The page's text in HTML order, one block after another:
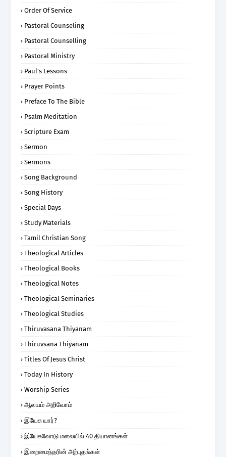
Order Of Service
Pastoral Counseling
Pastoral Counselling
Pastoral Ministry
Paul's Lessons
Prayer Points
Preface To The Bible
Psalm Meditation
Scripture Exam
Sermon
Sermons
Song Background
Song History
Special Days
Study Materials
Tamil Christian Song
Theological Articles
Theological Books
Theological Notes
Theological Seminaries
Theological Studies
Thiruvasana Thiyanam
Thiruvsana Thiyanam
Titles Of Jesus Christ
Today In History
Worship Series
ஆலயம் அறிவோம்
இயேசு யார்?
இயேசுவோடு மலையில் 40 தியானங்கள்
இறைமைந்தரின் அற்புதங்கள்